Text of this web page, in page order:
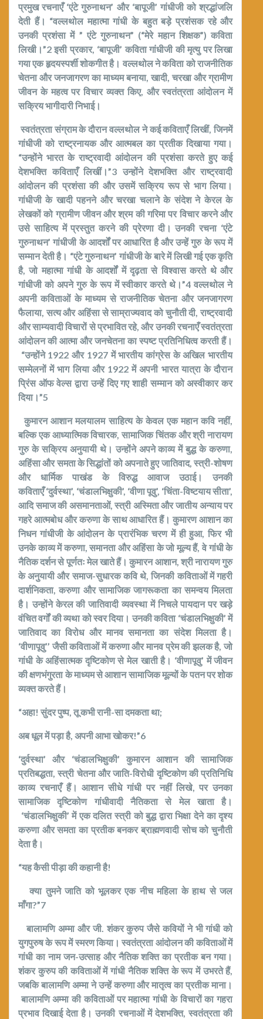
प्रमुख रचनाएँ ‘एंटे गुरुनाथन’ और ‘बापूजी’ गांधीजी को श्रद्धांजलि
देती हैं। “वल्लथोल महात्मा गांधी के बहुत बड़े प्रशंसक रहे और
उनकी प्रशंसा में ” एंटे गुरुनाथन” (“मेरे महान शिक्षक”) कविता
लिखी।”2इसी प्रकार, ‘बापूजी’ कविता गांधीजी की मृत्यु पर लिखा
गया एक हृदयस्पर्शी शोकगीत है। वल्लथोल ने कविता को राजनीतिक
चेतना और जनजागरण का माध्यम बनाया,खादी,चरखा और ग्रामीण
जीवन के महत्व पर विचार व्यक्त किए, और स्वतंत्रता आंदोलन में
सक्रिय भागीदारी निभाई।
स्वतंत्रता संग्राम के दौरान वल्लथोल ने कई कविताएँ लिखीं,जिनमें
गांधीजी को राष्ट्रनायक और आत्मबल का प्रतीक दिखाया गया।
“उन्होंने भारत के राष्ट्रवादी आंदोलन की प्रशंसा करते हुए कई
देशभक्ति कविताएँ लिखीं।”3 उन्होंने देशभक्ति और राष्ट्रवादी
आंदोलन की प्रशंसा की और उसमें सक्रिय रूप से भाग लिया।
गांधीजी के खादी पहनने और चरखा चलाने के संदेश ने केरल के
लेखकों को ग्रामीण जीवन और श्रम की गरिमा पर विचार करने और
उसे साहित्य में प्रस्तुत करने की प्रेरणा दी। उनकी रचना ‘एंटे
गुरुनाथन’ गांधीजी के आदर्शों पर आधारित है और उन्हें गुरु के रूप में
सम्मान देती है। “एंटे गुरुनाथन’ गांधीजी के बारे में लिखी गई एक कृति
है,जो महात्मा गांधी के आदर्शों में दृढ़ता से विश्वास करते थे और
गांधीजी को अपने गुरु के रूप में स्वीकार करते थे।”4 वल्लथोल ने
अपनी कविताओं के माध्यम से राजनीतिक चेतना और जनजागरण
फैलाया, सत्य और अहिंसा से साम्राज्यवाद को चुनौती दी,राष्ट्रवादी
और साम्यवादी विचारों से प्रभावित रहे,और उनकी रचनाएँ स्वतंत्रता
आंदोलन की आत्मा और जनचेतना का स्पष्ट प्रतिनिधित्व करती हैं।
“उन्होंने 1922और 1927 में भारतीय कांग्रेस के अखिल भारतीय
सम्मेलनों में भाग लिया और 1922में अपनी भारत यात्रा के दौरान
प्रिंस ऑफ वेल्स द्वारा उन्हें दिए गए शाही सम्मान को अस्वीकार कर
दिया।”5
कुमारन आशान मलयालम साहित्य के केवल एक महान कवि नहीं,
बल्कि एक आध्यात्मिक विचारक,सामाजिक चिंतक और श्री नारायण
गुरु के सक्रिय अनुयायी थे। उन्होंने अपने काव्य में बुद्ध के करुणा,
अहिंसा और समता के सिद्धांतों को अपनाते हुए जातिवाद,स्त्री-शोषण
और धार्मिक पाखंड के विरुद्ध आवाज उठाई।
उनकी
कविताएँ‘दुर्वस्था’, ‘चंडालभिक्षुकी’, ‘वीणा पूवु’, ‘चिंता-विष्टयायसीता’,
आदि समाज की असमानताओं,स्त्री अस्मिता और जातीय अन्याय पर
गहरे आत्मबोध और करुणा के साथ आधारित हैं। कुमारण आशान का
निधन गांधीजी के आंदोलन के प्रारंभिक चरण में ही हुआ,फिर भी
उनके काव्य में करुणा,समानता और अहिंसा के जो मूल्य हैं,वे गांधी के
नैतिक दर्शन से पूर्णतः मेल खाते हैं। कुमारन आशान, श्री नारायण गुरु
के अनुयायी और समाज-सुधारक कवि थे,जिनकी कविताओं में गहरी
दार्शनिकता,करुणा और सामाजिक जागरूकता का समन्वय मिलता
है। उन्होंने केरल की जातिवादी व्यवस्था में निचले पायदान पर खड़े
वंचित वर्गों की व्यथा को स्वर दिया। उनकी कविता ‘चंडालभिक्षुकी’में
जातिवाद का विरोध और मानव समानता का संदेश मिलता है।
‘वीणापूवु’’ जैसी कविताओं में करुणा और मानव प्रेम की झलक है,जो
गांधी के अहिंसात्मक दृष्टिकोण से मेल खाती है। ‘वीणापूवु’ में जीवन
की क्षणभंगुरता के माध्यम से आशान सामाजिक मूल्यों के पतन पर शोक
व्यक्त करते हैं।
“अहा! सुंदर पुष्प, तू कभी रानी-सा दमकता था;
अब धूल में पड़ा है, अपनी आभा खोकर!”6
‘दुर्वस्था’ और‘चंडालभिक्षुकी’
कुमारन आशान की सामाजिक
प्रतिबद्धता,स्त्री चेतना और जाति-विरोधी दृष्टिकोण की प्रतिनिधि
काव्य रचनाएँ हैं। आशान सीधे गांधी पर नहीं लिखे,पर उनका
सामाजिक दृष्टिकोण गांधीवादी नैतिकता से मेल खाता है।
‘चंडालभिक्षुकी’ में एक दलित स्त्री को बुद्ध द्वारा भिक्षा देने का दृश्य
करुणा और समता का प्रतीक बनकर ब्राह्मणवादी सोच को चुनौती
देता है।
“यह कैसी पीड़ा की कहानी है!
क्या तुमने जाति को भूलकर एक नीच महिला के हाथ से जल
माँगा?”7
बालामणि अम्मा और जी. शंकर कुरुप जैसे कवियों ने भी गांधी को
युगपुरुष के रूप में स्मरण किया। स्वतंत्रता आंदोलन की कविताओं में
गांधी का नाम जन-उत्साह और नैतिक शक्ति का प्रतीक बन गया।
शंकर कुरुप की कविताओं में गांधी नैतिक शक्ति के रूप में उभरते हैं,
जबकि बालामणि अम्मा ने उन्हें करुणा और मातृत्व का प्रतीक माना।
बालामणि अम्मा की कविताओं पर महात्मा गांधी के विचारों का गहरा
प्रभाव दिखाई देता है। उनकी रचनाओं में देशभक्ति, स्वतंत्रता की